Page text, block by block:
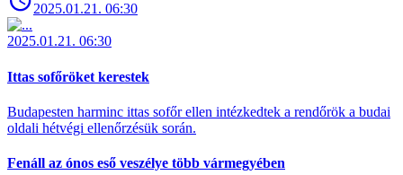
2025.01.21. 06:30
2025.01.21. 06:30
Ittas sofőröket kerestek
Budapesten harminc ittas sofőr ellen intézkedtek a rendőrök a budai
oldali hétvégi ellenőrzésük során.
Fenáll az ónos eső veszélye több vármegyében